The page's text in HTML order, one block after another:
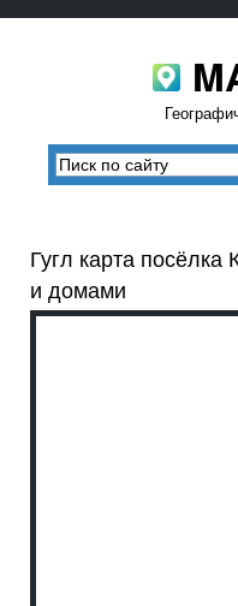
Гугл карта
и домами